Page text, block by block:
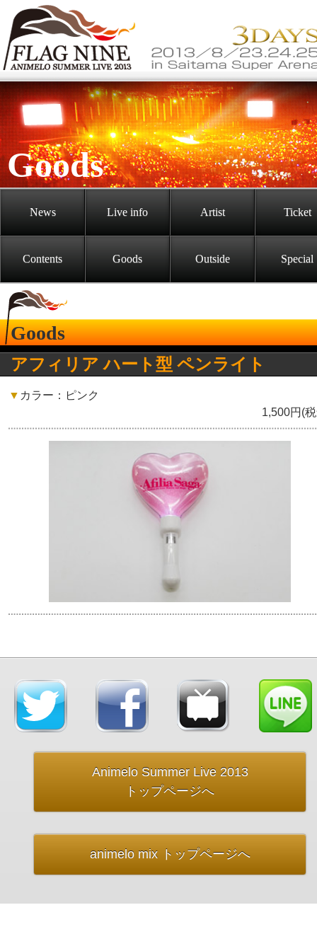
Goods
News Live info Artist Ticket
Contents Goods Outside Special
Goods
アフィリア ハート型 ペンライト
▼ カラー：ピンク
1,500円(
Animelo Summer Live 2013
トップページへ
animelo mix トップページへ